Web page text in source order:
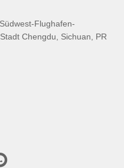
Flughafen-
Chengdu, Sichuan, PR